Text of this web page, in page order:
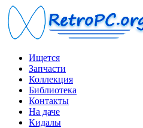
Ищется
Запчасти
Коллекция
Библиотека
Контакты
На даче
Кидалы